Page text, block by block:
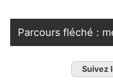
Parcours fléché :
Suivez